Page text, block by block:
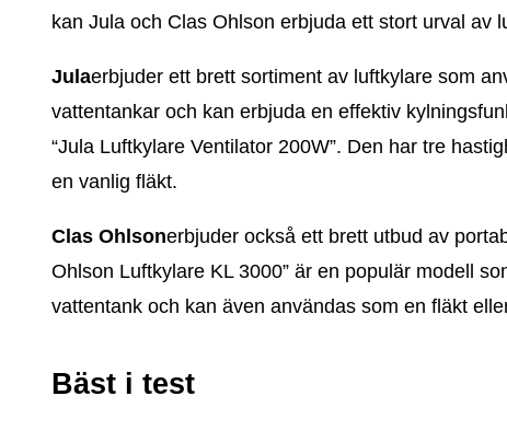
kan Jula och Clas Ohlson erbjuda ett stort urval av
Julaerbjuder ett brett sortiment av luftkylare som
vattentankar och kan erbjuda en effektiv
“Jula Luftkylare Ventilator 200W”. Den har tre
en vanlig fläkt.
Clas Ohlsonerbjuder också ett brett utbud av
Ohlson Luftkylare KL 3000” är en populär modell
vattentank och kan även användas som en fläkt
Bäst i test